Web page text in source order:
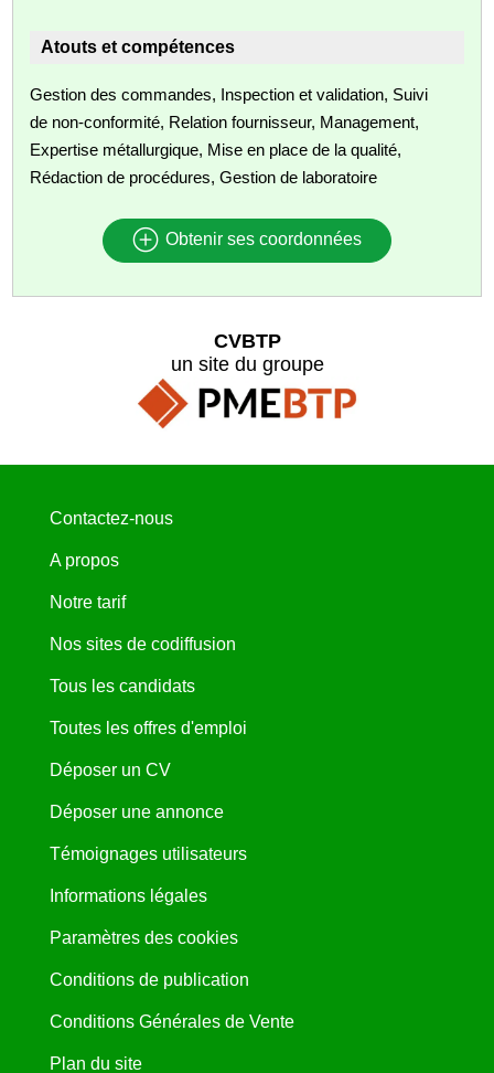
Atouts et compétences
Gestion des commandes, Inspection et validation, Suivi
de non-conformité, Relation fournisseur, Management,
Expertise métallurgique, Mise en place de la qualité,
Rédaction de procédures, Gestion de laboratoire
Obtenir ses coordonnées
CVBTP
un site du groupe
Contactez-nous
A propos
Notre tarif
Nos sites de codiffusion
Tous les candidats
Toutes les offres d'emploi
Déposer un CV
Déposer une annonce
Témoignages utilisateurs
Informations légales
Paramètres des cookies
Conditions de publication
Conditions Générales de Vente
Plan du site